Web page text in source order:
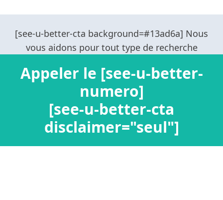
Appeler le [see-u-better-
numero]
[see-u-better-cta
disclaimer="seul"]